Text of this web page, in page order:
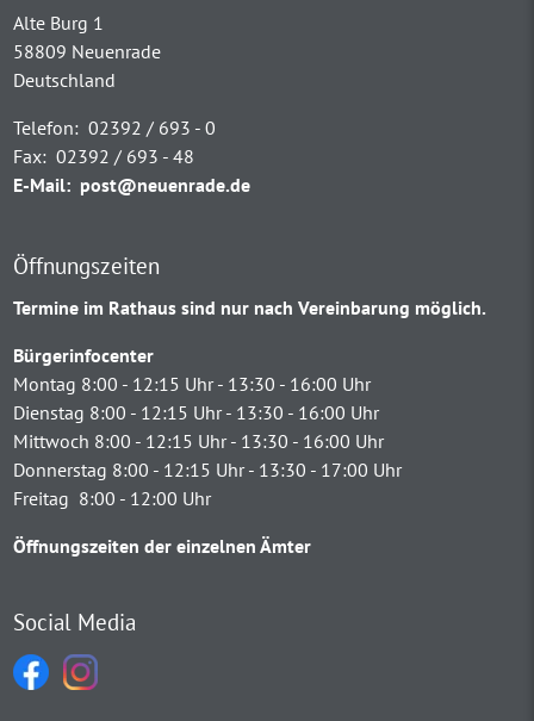
Alte Burg 1
58809 Neuenrade
Deutschland
Telefon: 02392 / 693 - 0
Fax: 02392 / 693 - 48
E-Mail: post@neuenrade.de
Öffnungszeiten
Termine im Rathaus sind nur nach Vereinbarung möglich.
Bürgerinfocenter
Montag 8:00 - 12:15 Uhr - 13:30 - 16:00 Uhr
Dienstag 8:00 - 12:15 Uhr - 13:30 - 16:00 Uhr
Mittwoch 8:00 - 12:15 Uhr - 13:30 - 16:00 Uhr
Donnerstag 8:00 - 12:15 Uhr - 13:30 - 17:00 Uhr
Freitag 8:00 - 12:00 Uhr
Öffnungszeiten der einzelnen Ämter
Social Media